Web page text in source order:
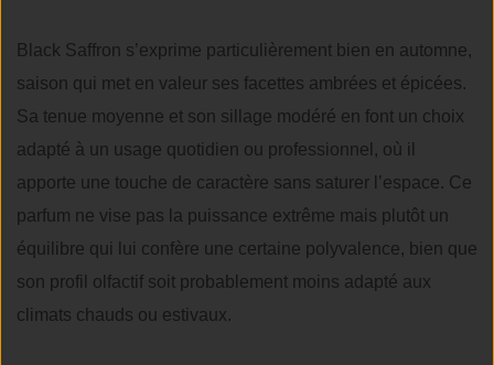
Black Saffron s’exprime particulièrement bien en automne,
saison qui met en valeur ses facettes ambrées et épicées.
Sa tenue moyenne et son sillage modéré en font un choix
adapté à un usage quotidien ou professionnel, où il
apporte une touche de caractère sans saturer l’espace. Ce
parfum ne vise pas la puissance extrême mais plutôt un
équilibre qui lui confère une certaine polyvalence, bien que
son profil olfactif soit probablement moins adapté aux
climats chauds ou estivaux.